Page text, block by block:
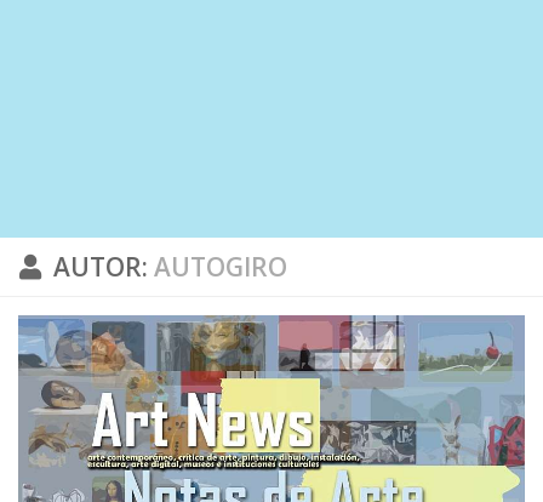
AUTOR: AUTOGIRO